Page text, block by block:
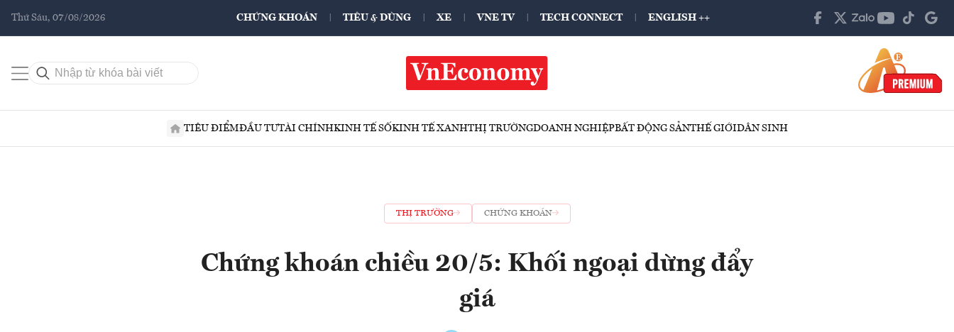
Thứ Sáu, 07/08/2026 CHỨNG KHOÁN TIÊU & DÙNG XE VNE TV TECH CONNECT ENGLISH ++
TIÊU ĐIỂMĐẦU TƯTÀI CHÍNHKINH TẾ SỐKINH TẾ XANHTHỊ TRƯỜNGDOANH NGHIỆPBẤT ĐỘNG SẢNTHẾ GIỚIDÂN SINH
THỊ TRƯỜNG CHỨNG KHOÁN
Chứng khoán chiều 20/5: Khối ngoại dừng đẩy
giá